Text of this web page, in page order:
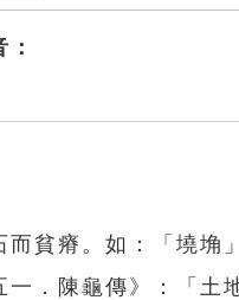
而貧瘠。如：「墝埆
一．陳龜傳》：「土